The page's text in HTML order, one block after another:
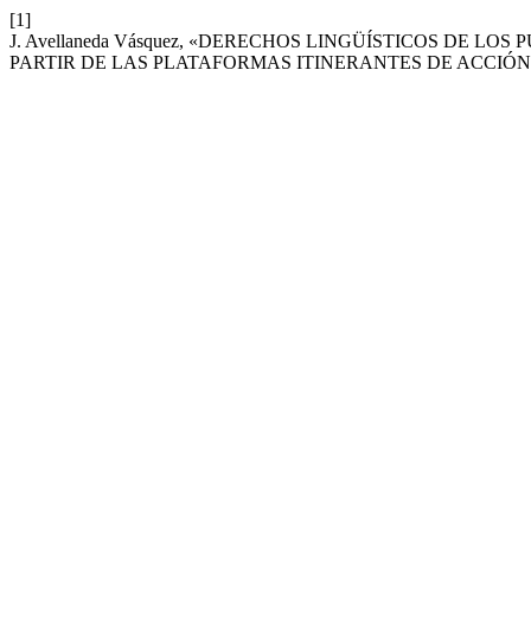
[1]
J. Avellaneda Vásquez, «DERECHOS LINGÜÍSTICOS DE
PARTIR DE LAS PLATAFORMAS ITINERANTES DE